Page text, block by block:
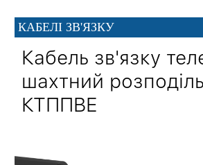
КАБЕЛІ ЗВ'ЯЗКУ
Кабель зв'язку
шахтний
КТППВЕ